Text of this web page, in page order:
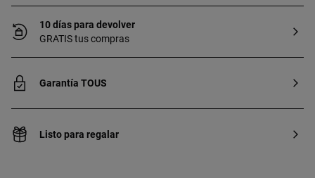
10 días para devolver
GRATIS tus compras
Garantía TOUS
Listo para regalar